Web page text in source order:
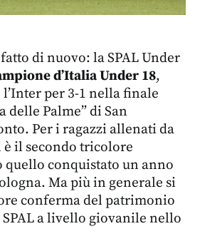
di nuovo: la SPAL Under
d’Italia Under 18,
per 3-1 nella finale
delle Palme” di San
Per i ragazzi allenati da
il secondo tricolore
quello conquistato un anno
Ma più in generale si
conferma del patrimonio
a livello giovanile nello